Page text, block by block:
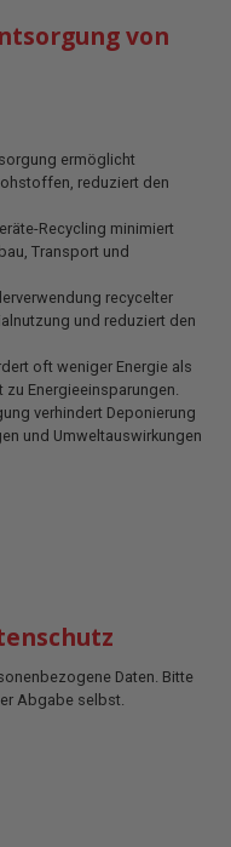
von
ermöglicht
reduziert den
Recycling minimiert
Transport und
recycelter
und reduziert den
oft weniger Energie als
Energieeinsparungen.
verhindert Deponierung
und Umweltauswirkungen
Daten. Bitte
Abgabe selbst.